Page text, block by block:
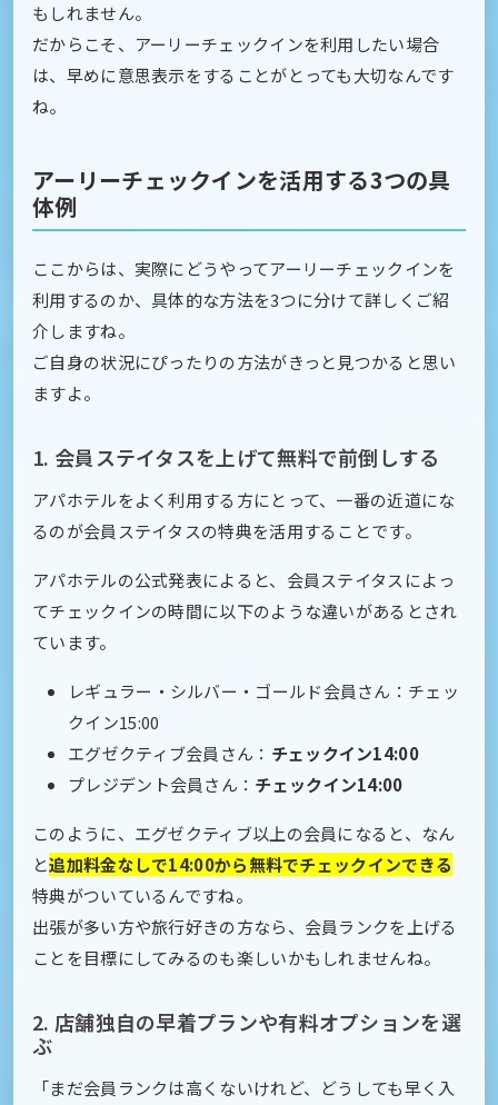
もしれません。
だからこそ、アーリーチェックインを利用したい場合
は、早めに意思表示をすることがとっても大切なんです
ね。
アーリーチェックインを活用する3つの具
体例
ここからは、実際にどうやってアーリーチェックインを
利用するのか、具体的な方法を3つに分けて詳しくご紹
介しますね。
ご自身の状況にぴったりの方法がきっと見つかると思い
ますよ。
1. 会員ステイタスを上げて無料で前倒しする
アパホテルをよく利用する方にとって、一番の近道にな
るのが会員ステイタスの特典を活用することです。
アパホテルの公式発表によると、会員ステイタスによっ
てチェックインの時間に以下のような違いがあるとされ
ています。
レギュラー・シルバー・ゴールド会員さん：チェッ
クイン15:00
エグゼクティブ会員さん： チェックイン14:00
プレジデント会員さん： チェックイン14:00
このように、エグゼクティブ以上の会員になると、なん
と追加料金なしで14:00から無料でチェックインできる
特典がついているんですね。
出張が多い方や旅行好きの方なら、会員ランクを上げる
ことを目標にしてみるのも楽しいかもしれませんね。
2. 店舗独自の早着プランや有料オプションを選
ぶ
「まだ会員ランクは高くないけれど、どうしても早く入